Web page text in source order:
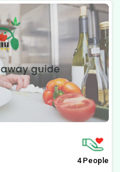
4 People